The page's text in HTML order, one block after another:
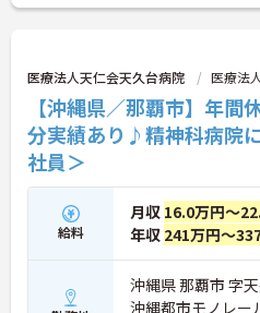
医療法人天仁会天久台病院 医療法
【沖縄県／那覇市】年
分実績あり♪精神科病院
社員＞
給料
月収 16.0万円～
年収 241万円～
沖縄県 那覇市 字
沖縄都市モノレー